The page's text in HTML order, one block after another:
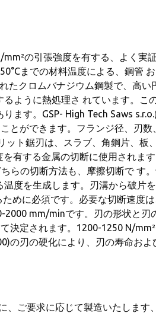
の引張強度を有する、よく実
までの材料温度による、鋼管
たクロムバナジウム鋼製で、高い
ように熱処理さ れています。こ
ます。GSP- High Tech Saws
とができます。フランジ径、刃数
ト鋸刃は、スラブ、角鋼片、板
有する金属の切断に使用されま
らの切断方法も、摩擦切断で す
度を生成します。刃溝から破片
めに必須です。必要な切断速度
mm/minです。刃の形状と刃
決定されます。1200-1250 N/
の刃の硬化により、刃の寿命お
、ご要求に応じて製造いたします